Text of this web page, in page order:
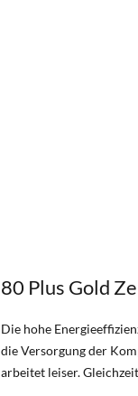
80 Plus Gold
Die hohe
die Versorgung der
arbeitet leiser.